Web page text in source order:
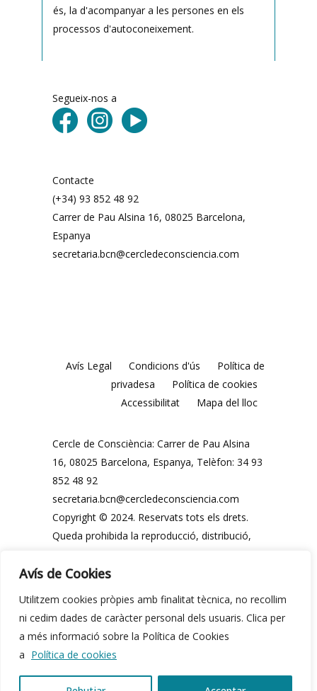
Avís de Cookies
Utilitzem cookies pròpies amb finalitat tècnica, no recollim
ni cedim dades de caràcter personal dels usuaris. Clica per
a més informació sobre la Política de Cookies
a Política de cookies
és, la d'acompanyar a les persones en els
processos d'autoconeixement.
Segueix-nos a
Contacte
(+34) 93 852 48 92
Carrer de Pau Alsina 16, 08025 Barcelona, ​​
Espanya
secretaria.bcn@cercledeconsciencia.com
Avís Legal Condicions d'ús
Política de
privadesa
Política de cookies
Accessibilitat
Mapa del lloc
Cercle de Consciència: Carrer de Pau Alsina
16, 08025 Barcelona, ​​Espanya, Telèfon: 34 93
852 48 92
secretaria.bcn@cercledeconsciencia.com
Copyright © 2024. Reservats tots els drets.
Queda prohibida la reproducció, distribució,
parcial, dels continguts d'aquesta web, en
autorització prèvia i expressa per escrit del
Cercle de Consciència o dels seus legítims